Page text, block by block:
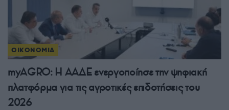
ΟΙΚΟΝΟΜΙΑ
myAGRO: Η ΑΑΔΕ ενεργοποίησε την ψηφιακή
πλατφόρμα για τις αγροτικές επιδοτήσεις του
2026